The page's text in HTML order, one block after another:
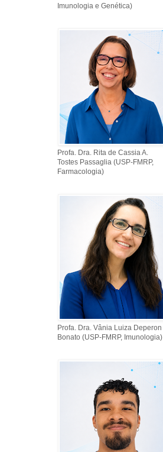
Imunologia e Genética)
Profa. Dra. Rita de Cassia A.
Tostes Passaglia (USP-FMRP,
Farmacologia)
Profa. Dra. Vânia Luiza Deperon
Bonato (USP-FMRP, Imunologia)